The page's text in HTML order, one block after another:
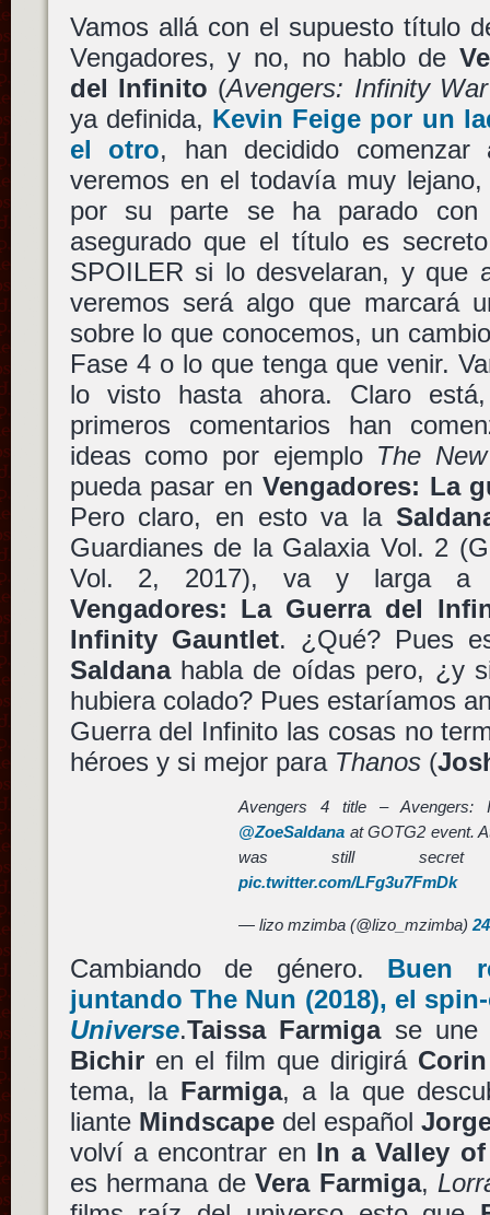
Vamos allá con el supuesto título
Vengadores, y no, no hablo de
del Infinito (Avengers: Infinity War
ya definida, Kevin Feige por un
el otro, han decidido
veremos en el todavía muy
por su parte se ha parado
asegurado que el título es
SPOILER si lo desvelaran, y que
veremos será algo que marcará
sobre lo que conocemos, un
Fase 4 o lo que tenga que venir.
lo visto hasta ahora. Claro
primeros comentarios han
ideas como por ejemplo The
pueda pasar en Vengadores: La
Pero claro, en esto va la
Guardianes de la Galaxia Vol. 2
Vol. 2, 2017), va y larga a
Vengadores: La Guerra del
Infinity Gauntlet. ¿Qué? Pues
Saldanahabla de oídas pero, ¿y
hubiera colado? Pues estaríamos
Guerra del Infinito las cosas no
héroes y si mejor para Thanos(
Avengers 4 title – Avengers:
@ZoeSaldana at GOTG2 event.
was still
pic.twitter.com/LFg3u7FmDk
— lizo mzimba (@lizo_mzimba)
Cambiando de género. Buen
juntando The Nun (2018), el
Universe.Taissa Farmigase une
Bichiren el film que dirigirá
tema, la Farmiga, a la que
liante Mindscapedel español
volví a encontrar en In a Valley
es hermana deVera Farmiga,